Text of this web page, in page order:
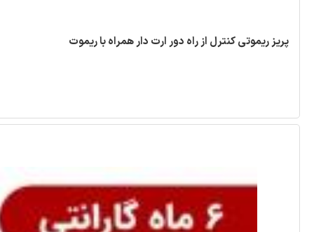
پریز ریموتی کنترل از راه دور ارت دار همراه با ریموت